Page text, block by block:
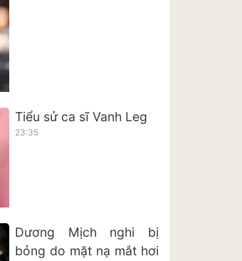
Tiểu sử ca sĩ Vanh Leg
23:35
Dương Mịch nghi bị
bỏng do mặt nạ mắt hơi